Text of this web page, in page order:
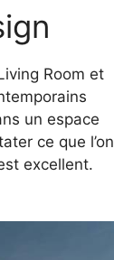
Room et
un espace
ce que l’on
excellent.